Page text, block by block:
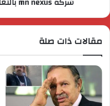
مقالات ذات صلة